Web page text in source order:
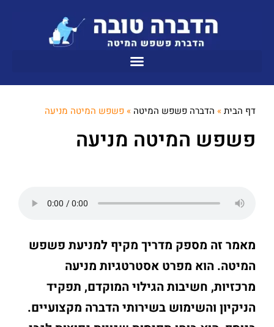
דף הבית» הדברה פשפש המיטה » פשפש המיטה מניעה
פשפש המיטה מניעה
מאמר זה מספק מדריך מקיף למניעת פשפש
המיטה. הוא מפרט אסטרטגיות מניעה
מרכזיות, חשיבות הגילוי המוקדם, תפקיד
הניקיון והשימוש בשירותי הדברה מקצועיים.